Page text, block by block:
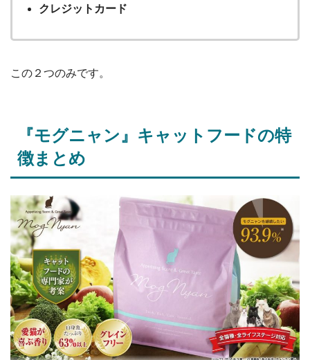
クレジットカード
この２つのみです。
『モグニャン』キャットフードの特
徴まとめ